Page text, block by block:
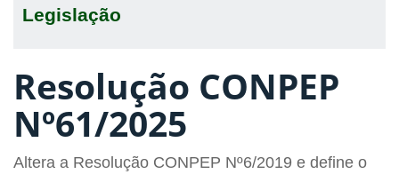
Legislação
Resolução CONPEP
Nº61/2025
Altera a Resolução CONPEP Nº6/2019 e define o